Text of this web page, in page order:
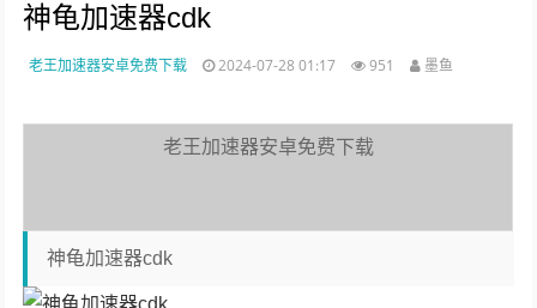
神龟加速器cdk
老王加速器安卓免费下载 2024-07-28 01:17 951 墨鱼
老王加速器安卓免费下载
神龟加速器cdk